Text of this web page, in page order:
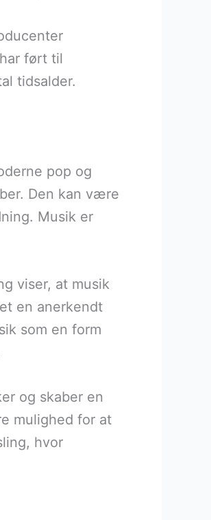
ført til
tidsalder.
pop og
Den kan være
Musik er
viser, at musik
en anerkendt
som en form
og skaber en
mulighed for at
hvor